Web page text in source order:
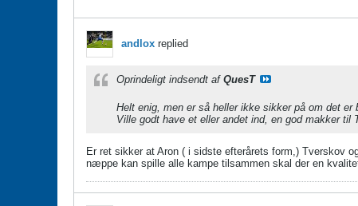
andlox replied
Oprindeligt indsendt af QuesT
Helt enig, men er så heller ikke sikker på om det er
Ville godt have et eller andet ind, en god makker til
Er ret sikker at Aron ( i sidste efterårets form,) Tverskov
næppe kan spille alle kampe tilsammen skal der en